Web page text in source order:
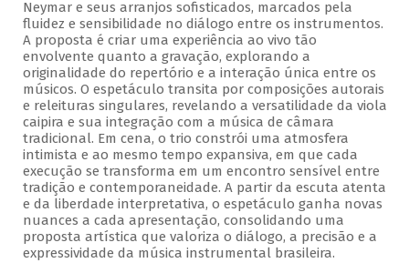
Neymar e seus arranjos sofisticados, marcados pela
fluidez e sensibilidade no diálogo entre os instrumentos.
A proposta é criar uma experiência ao vivo tão
envolvente quanto a gravação, explorando a
originalidade do repertório e a interação única entre os
músicos. O espetáculo transita por composições autorais
e releituras singulares, revelando a versatilidade da viola
caipira e sua integração com a música de câmara
tradicional. Em cena, o trio constrói uma atmosfera
intimista e ao mesmo tempo expansiva, em que cada
execução se transforma em um encontro sensível entre
tradição e contemporaneidade. A partir da escuta atenta
e da liberdade interpretativa, o espetáculo ganha novas
nuances a cada apresentação, consolidando uma
proposta artística que valoriza o diálogo, a precisão e a
expressividade da música instrumental brasileira.